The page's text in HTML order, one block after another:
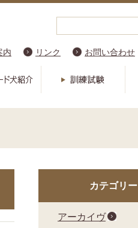
内 リンク お問い合わせ
カテゴリー
アーカイヴ